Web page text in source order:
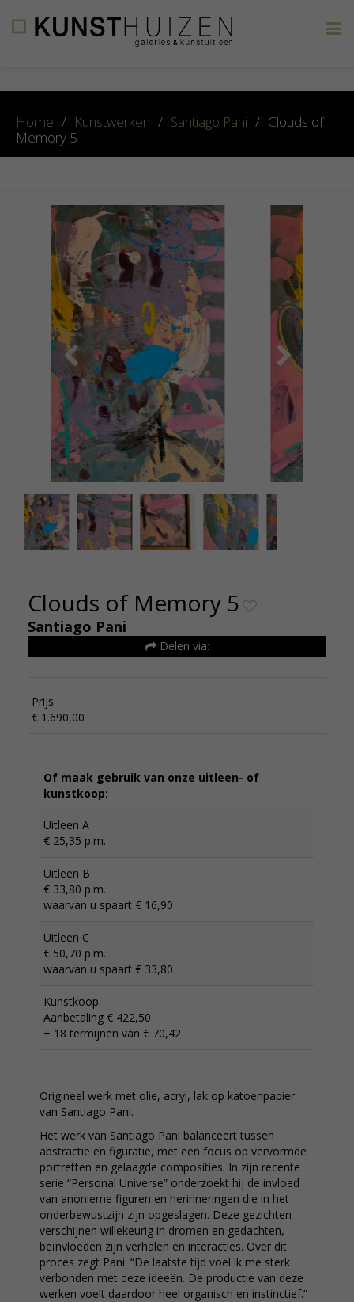
Home / Kunstwerken / Santiago Pani / Clouds of
Memory 5
Kunsthuizen (2)
Clouds of Memory 5
Santiago Pani
Delen via:
Prijs
€ 1.690,00
Of maak gebruik van onze uitleen- of
kunstkoop:
Uitleen A
€ 25,35 p.m.
Uitleen B
€ 33,80 p.m.
waarvan u spaart € 16,90
Uitleen C
€ 50,70 p.m.
waarvan u spaart € 33,80
Kunstkoop
Aanbetaling € 422,50
+ 18 termijnen van € 70,42
Origineel werk met olie, acryl, lak op katoenpapier
van Santiago Pani.
Het werk van Santiago Pani balanceert tussen
abstractie en figuratie, met een focus op vervormde
portretten en gelaagde composities. In zijn recente
serie “Personal Universe” onderzoekt hij de invloed
van anonieme figuren en herinneringen die in het
onderbewustzijn zijn opgeslagen. Deze gezichten
verschijnen willekeurig in dromen en gedachten,
beïnvloeden zijn verhalen en interacties. Over dit
proces zegt Pani: “De laatste tijd voel ik me sterk
verbonden met deze ideeën. De productie van deze
werken voelt daardoor heel organisch en instinctief.”